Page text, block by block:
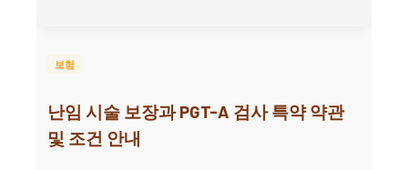
보험
난임 시술 보장과 PGT-A 검사 특약 약관
및 조건 안내